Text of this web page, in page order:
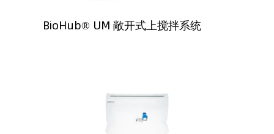
BioHub® UM 敞开式上搅拌系统